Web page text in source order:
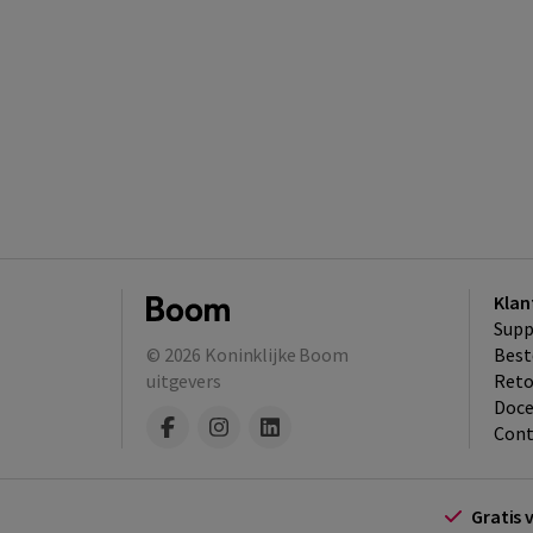
© 2026 Koninklijke Boom
uitgevers
Gratis